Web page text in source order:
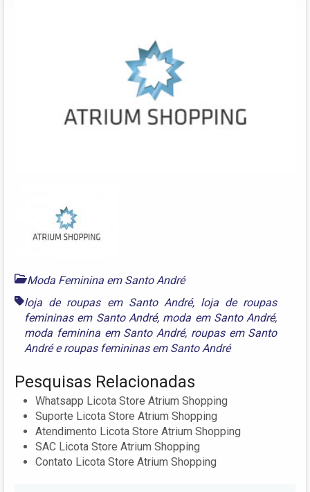
Moda Feminina em Santo André
loja de roupas em Santo André, loja de roupas
femininas em Santo André, moda em Santo André,
moda feminina em Santo André, roupas em Santo
Andréeroupas femininas em Santo André
Pesquisas Relacionadas
Whatsapp Licota Store Atrium Shopping
Suporte Licota Store Atrium Shopping
Atendimento Licota Store Atrium Shopping
SAC Licota Store Atrium Shopping
Contato Licota Store Atrium Shopping